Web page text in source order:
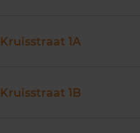
Kruisstraat 1A
Kruisstraat 1B